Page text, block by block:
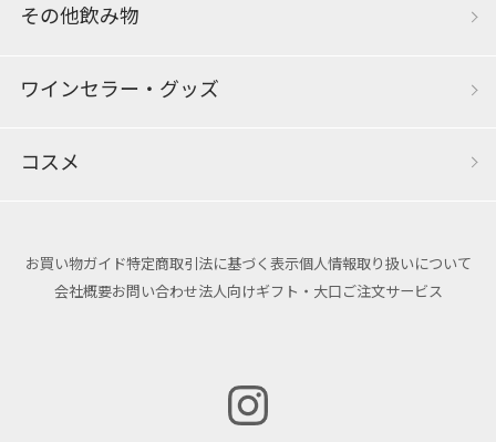
その他飲み物
ワインセラー・グッズ
コスメ
お買い物ガイド特定商取引法に基づく表示個人情報取り扱いについて
会社概要お問い合わせ法人向けギフト・大口ご注文サービス